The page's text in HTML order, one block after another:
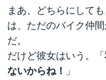
まあ、どちらにして
は、ただのバイク仲
だ。
だけど彼女はいう。「
ないからね！
」